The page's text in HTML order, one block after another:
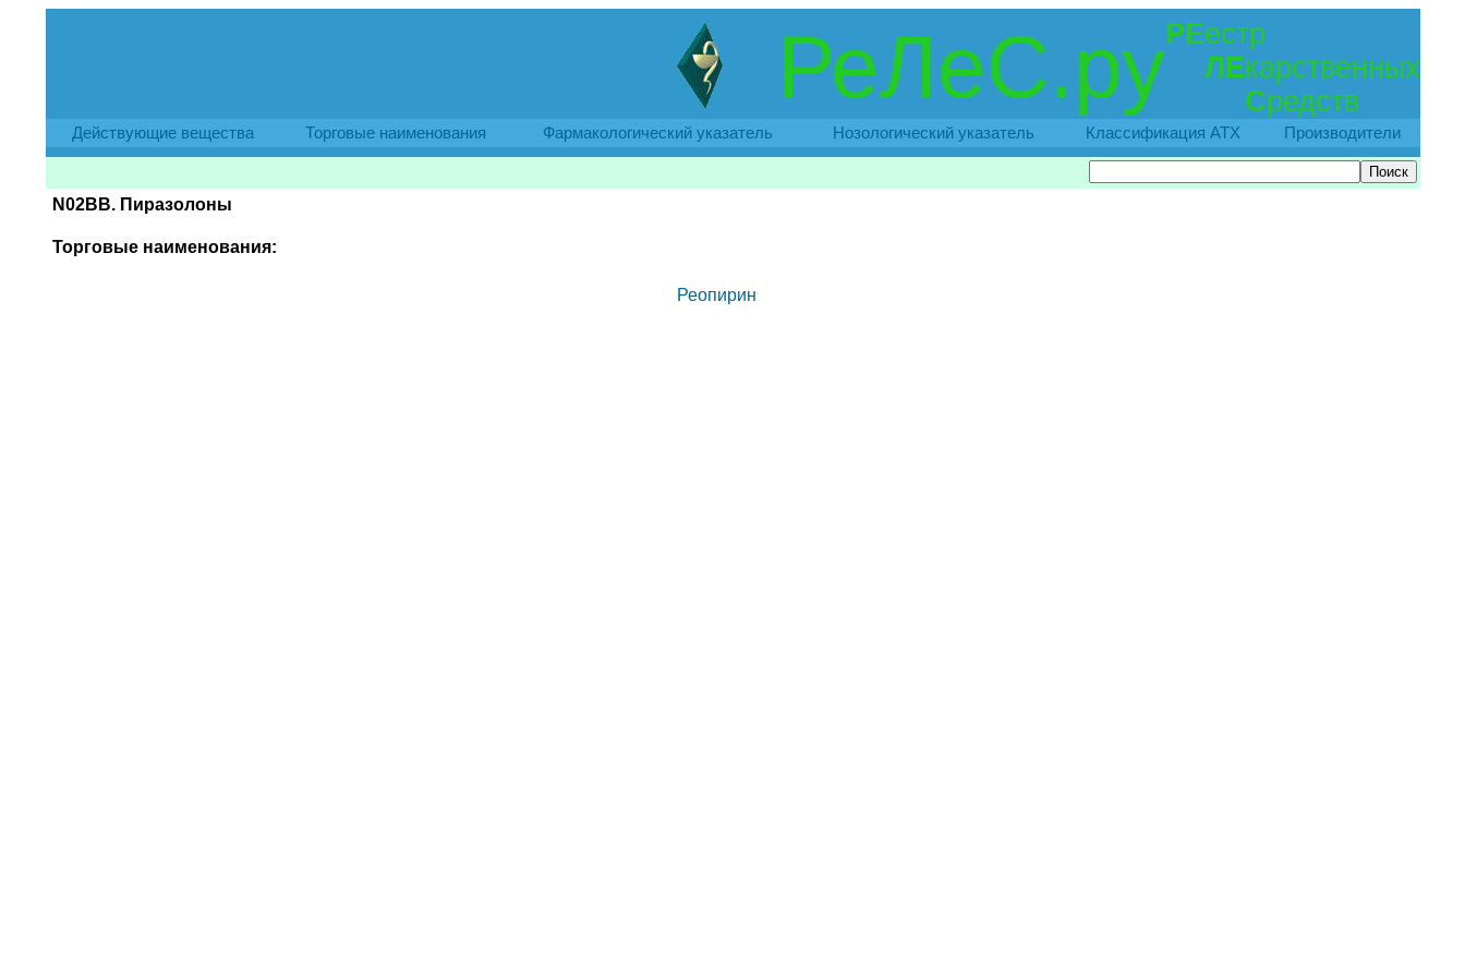
РеЛеС.руРЕестр
ЛЕкарственных
Средств
Действующие вещества Торговые наименования Фармакологический указатель Нозологический указатель Классификация АТХ Производители
N02BB. Пиразолоны
Торговые наименования:
Реопирин